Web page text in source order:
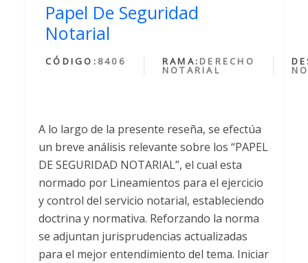
Papel De Seguridad
Notarial
CÓDIGO: 8406 RAMA: DERECHO
NOTARIAL
A lo largo de la presente reseña, se efectúa
un breve análisis relevante sobre los “PAPEL
DE SEGURIDAD NOTARIAL”, el cual esta
normado por Lineamientos para el ejercicio
y control del servicio notarial, estableciendo
doctrina y normativa. Reforzando la norma
se adjuntan jurisprudencias actualizadas
para el mejor entendimiento del tema. Iniciar